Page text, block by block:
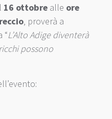
16 ottobre alle ore
, proverà a
“L’Alto Adige diventerà
possono